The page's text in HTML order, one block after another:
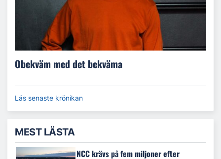
Obekväm med det bekväma
Läs senaste krönikan
MEST LÄSTA
NCC krävs på fem miljoner efter